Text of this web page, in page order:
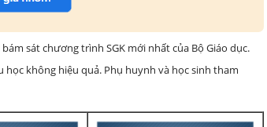
bám sát chương trình SGK mới nhất của Bộ Giáo dục.
không hiệu quả. Phụ huynh và học sinh tham